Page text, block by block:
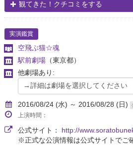
観てきた！クチコミをする
実演鑑賞
空飛ぶ猫☆魂
駅前劇場 （東京都）
他劇場あり:
2016/08/24 (水) ～ 2016/08/28 (日)
上演時間：
公式サイト： http://
※正式な公演情報は公式サイトでご